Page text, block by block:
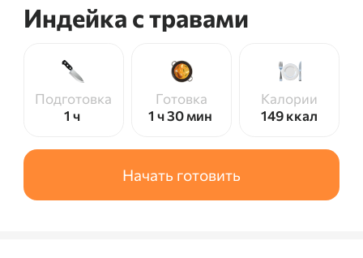
Индейка с травами
Подготовка
1 ч
Готовка
1 ч 30 мин
Калории
149 ккал
Начать готовить